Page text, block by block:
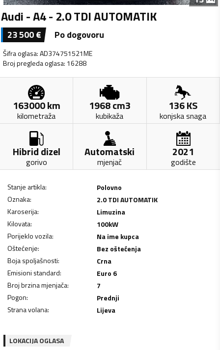
Audi - A4 - 2.0 TDI AUTOMATIK
23 500€ Po dogovoru
Šifra oglasa:AD374751521ME
Broj pregleda oglasa: 16288
163000km
kilometraža
1968cm3
kubikaža
136KS
konjska snaga
Hibrid dizel
gorivo
Automatski
mjenjač
2021
godište
Stanje artikla:
Polovno
Oznaka:
2.0 TDI AUTOMATIK
Karoserija:
Limuzina
Kilovata: 100kW
Porijeklo vozila:
Na ime kupca
Oštećenje:
Bez oštećenja
Boja spoljašnosti:
Crna
Emisioni standard:
Euro 6
Broj brzina mjenjača:
7
Pogon:
Prednji
Strana volana: Lijeva
LOKACIJA OGLASA